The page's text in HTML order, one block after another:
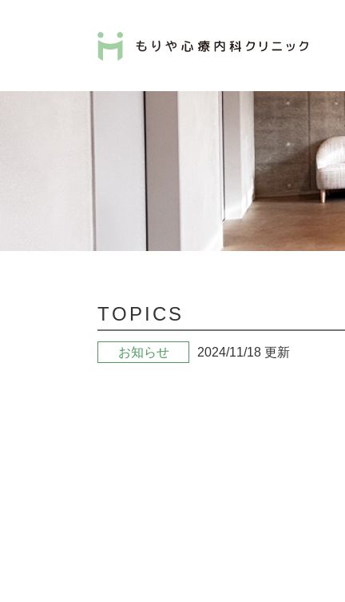
TOPICS
お知らせ 2024/11/18 更新